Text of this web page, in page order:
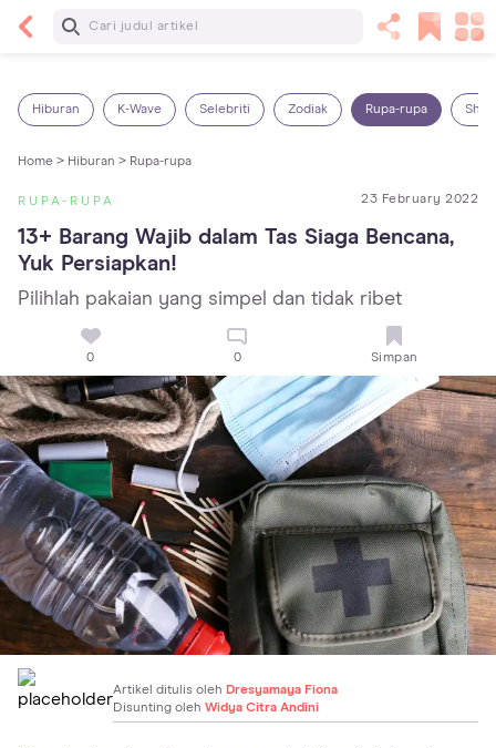
Baca Selanjutnya
Hiburan K-Wave Selebriti Zodiak Rupa-rupa
Home > Hiburan > Rupa-rupa
RUPA-RUPA 23 February 2022
13+ Barang Wajib dalam Tas Siaga Bencana,
Yuk Persiapkan!
Pilihlah pakaian yang simpel dan tidak ribet
0 0 Simpan
Artikel ditulis oleh Dresyamaya Fiona
Disunting oleh Widya Citra Andini